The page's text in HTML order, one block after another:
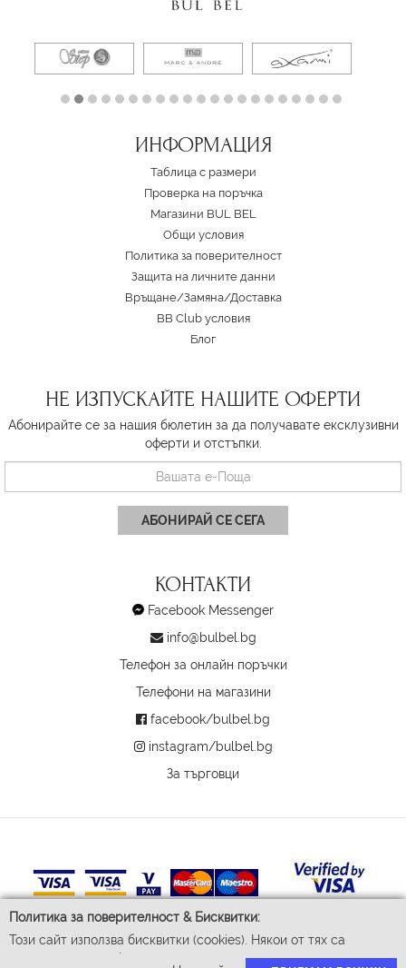
Политика за поверителност & Бисквитки:
Този сайт използва бисквитки (cookies). Някои от тях са
задължителни за функционирането му, докато други ни
ИНФОРМАЦИЯ
Таблица с размери
Проверка на поръчка
Магазини BUL BEL
Oбщи условия
Политика за поверителност
Защита на личните данни
Връщане/Замяна/Доставка
BB Club условия
Блог
НЕ ИЗПУСКАЙТЕ НАШИТЕ ОФЕРТИ
Абонирайте се за нашия бюлетин за да получавате ексклузивни
оферти и отстъпки.
АБОНИРАЙ СЕ СЕГА
КОНТАКТИ
Facebook Messenger
info@bulbel.bg
Телефон за онлайн поръчки
Телефони на магазини
facebook/bulbel.bg
instagram/bulbel.bg
За търговци